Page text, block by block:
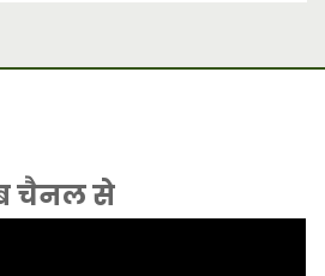
चैनल से